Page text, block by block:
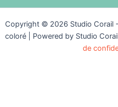
Copyright © 2026 Studio Corail
coloré | Powered by Studio
de